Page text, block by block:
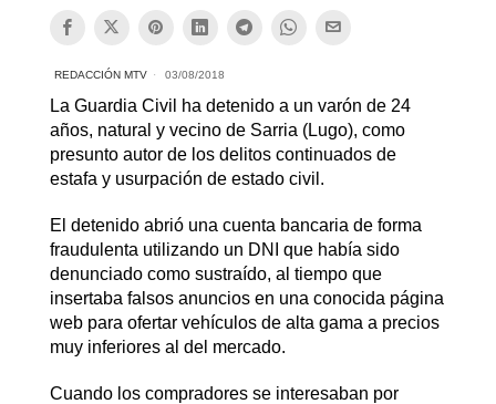
REDACCIÓN MTV 03/08/2018
La Guardia Civil ha detenido a un varón de 24
años, natural y vecino de Sarria (Lugo), como
presunto autor de los delitos continuados de
estafa y usurpación de estado civil.
El detenido abrió una cuenta bancaria de forma
fraudulenta utilizando un DNI que había sido
denunciado como sustraído, al tiempo que
insertaba falsos anuncios en una conocida página
web para ofertar vehículos de alta gama a precios
muy inferiores al del mercado.
Cuando los compradores se interesaban por